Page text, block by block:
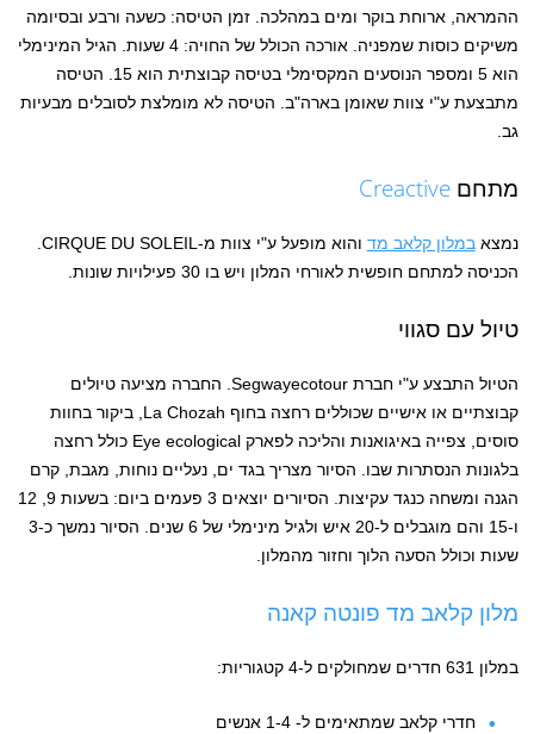
ההמראה, ארוחת בוקר ומים במהלכה. זמן הטיסה: כשעה ורבע ובסיומה
משיקים כוסות שמפניה. אורכה הכולל של החויה: 4 שעות. הגיל המינימלי
הוא 5 ומספר הנוסעים המקסימלי בטיסה קבוצתית הוא 15. הטיסה
מתבצעת ע"י צוות שאומן בארה"ב. הטיסה לא מומלצת לסובלים מבעיות
גב.
מתחםCreactive
נמצאבמלון קלאב מד
והוא מופעל ע"י צוות מ-CIRQUE DU SOLEIL.
הכניסה למתחם חופשית לאורחי המלון ויש בו 30 פעילויות שונות.
טיול עם סגווי
הטיול התבצע ע"י חברת Segwayecotour. החברה מציעה טיולים
קבוצתיים או אישיים שכוללים רחצה בחוף La Chozah, ביקור בחוות
סוסים, צפייה באיגואנות והליכה לפארק Eye ecological כולל רחצה
בלגונות הנסתרות שבו. הסיור מצריך בגד ים, נעליים נוחות, מגבת, קרם
הגנה ומשחה כנגד עקיצות. הסיורים יוצאים 3 פעמים ביום: בשעות 9, 12
ו-15 והם מוגבלים ל-20 איש ולגיל מינימלי של 6 שנים. הסיור נמשך כ-3
שעות וכולל הסעה הלוך וחזור מהמלון.
מלון קלאב מד פונטה קאנה
במלון 631 חדרים שמחולקים ל-4 קטגוריות:
חדרי קלאב שמתאימים ל- 1-4 אנשים